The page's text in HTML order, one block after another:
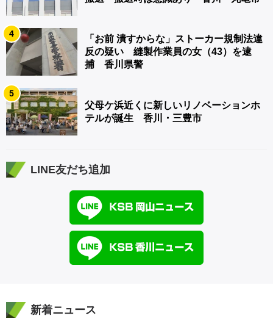
4
「お前 潰すからな」ストーカー規制法違
反の疑い 縫製作業員の女（43）を逮
捕 香川県警
5
父母ケ浜近くに新しいリノベーションホ
テルが誕生 香川・三豊市
LINE友だち追加
新着ニュース